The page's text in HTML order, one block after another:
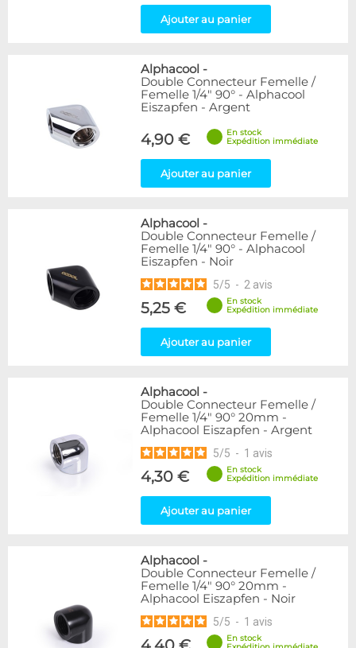
Ajouter au panier
Alphacool -
Double Connecteur Femelle /
Femelle 1/4" 90° - Alphacool
Eiszapfen - Argent
4,90 €
En stock
Expédition immédiate
Ajouter au panier
Alphacool -
Double Connecteur Femelle /
Femelle 1/4" 90° - Alphacool
Eiszapfen - Noir
5/5 - 2 avis
5,25 €
En stock
Expédition immédiate
Ajouter au panier
Alphacool -
Double Connecteur Femelle /
Femelle 1/4" 90° 20mm -
Alphacool Eiszapfen - Argent
5/5 - 1 avis
4,30 €
En stock
Expédition immédiate
Ajouter au panier
Alphacool -
Double Connecteur Femelle /
Femelle 1/4" 90° 20mm -
Alphacool Eiszapfen - Noir
5/5 - 1 avis
En stock